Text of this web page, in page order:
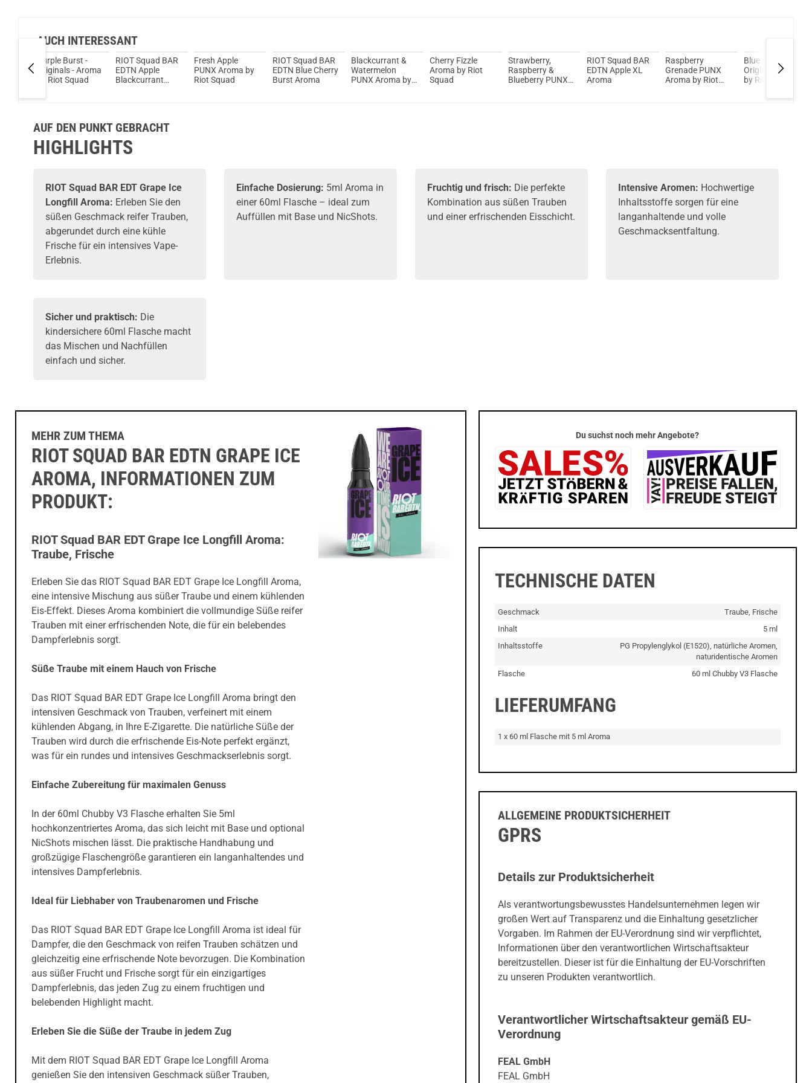
AUCH INTERESSANT
Purple Burst -
Originals - Aroma
by Riot Squad
RIOT Squad BAR
EDTN Apple
Blackcurrant
Fresh Apple
PUNX Aroma by
Riot Squad
RIOT Squad BAR
EDTN Blue Cherry
Burst Aroma
Blackcurrant &
Watermelon
PUNX Aroma by
Cherry Fizzle
Aroma by Riot
Squad
Strawberry,
Raspberry &
Blueberry PUNX
RIOT Squad BAR
EDTN Apple XL
Aroma
Raspberry
Grenade PUNX
Aroma by Riot
Blue Burst -
Originals - Aroma
by Riot Squad
AUF DEN PUNKT GEBRACHT
HIGHLIGHTS
RIOT Squad BAR EDT Grape Ice
Longfill Aroma: Erleben Sie den
süßen Geschmack reifer Trauben,
abgerundet durch eine kühle
Frische für ein intensives Vape-
Erlebnis.
Einfache Dosierung: 5ml Aroma in
einer 60ml Flasche – ideal zum
Auffüllen mit Base und NicShots.
Fruchtig und frisch: Die perfekte
Kombination aus süßen Trauben
und einer erfrischenden Eisschicht.
Intensive Aromen: Hochwertige
Inhaltsstoffe sorgen für eine
langanhaltende und volle
Geschmacksentfaltung.
Sicher und praktisch: Die
kindersichere 60ml Flasche macht
das Mischen und Nachfüllen
einfach und sicher.
MEHR ZUM THEMA
RIOT SQUAD BAR EDTN GRAPE ICE
AROMA, INFORMATIONEN ZUM
PRODUKT:
RIOT Squad BAR EDT Grape Ice Longfill Aroma:
Traube, Frische
Erleben Sie das RIOT Squad BAR EDT Grape Ice Longfill Aroma,
eine intensive Mischung aus süßer Traube und einem kühlenden
Eis-Effekt. Dieses Aroma kombiniert die vollmundige Süße reifer
Trauben mit einer erfrischenden Note, die für ein belebendes
Dampferlebnis sorgt.
Süße Traube mit einem Hauch von Frische
Das RIOT Squad BAR EDT Grape Ice Longfill Aroma bringt den
intensiven Geschmack von Trauben, verfeinert mit einem
kühlenden Abgang, in Ihre E-Zigarette. Die natürliche Süße der
Trauben wird durch die erfrischende Eis-Note perfekt ergänzt,
was für ein rundes und intensives Geschmackserlebnis sorgt.
Einfache Zubereitung für maximalen Genuss
In der 60ml Chubby V3 Flasche erhalten Sie 5ml
hochkonzentriertes Aroma, das sich leicht mit Base und optional
NicShots mischen lässt. Die praktische Handhabung und
großzügige Flaschengröße garantieren ein langanhaltendes und
intensives Dampferlebnis.
Ideal für Liebhaber von Traubenaromen und Frische
Das RIOT Squad BAR EDT Grape Ice Longfill Aroma ist ideal für
Dampfer, die den Geschmack von reifen Trauben schätzen und
gleichzeitig eine erfrischende Note bevorzugen. Die Kombination
aus süßer Frucht und Frische sorgt für ein einzigartiges
Dampferlebnis, das jeden Zug zu einem fruchtigen und
belebenden Highlight macht.
Erleben Sie die Süße der Traube in jedem Zug
Mit dem RIOT Squad BAR EDT Grape Ice Longfill Aroma
genießen Sie den intensiven Geschmack süßer Trauben,
Du suchst noch mehr Angebote?
TECHNISCHE DATEN
Geschmack
Traube, Frische
Inhalt
5 ml
Inhaltsstoffe
PG Propylenglykol (E1520), natürliche Aromen,
naturidentische Aromen
Flasche
60 ml Chubby V3 Flasche
LIEFERUMFANG
1 x 60 ml Flasche mit 5 ml Aroma
ALLGEMEINE PRODUKTSICHERHEIT
GPRS
Details zur Produktsicherheit
Als verantwortungsbewusstes Handelsunternehmen legen wir
großen Wert auf Transparenz und die Einhaltung gesetzlicher
Vorgaben. Im Rahmen der EU-Verordnung sind wir verpflichtet,
Informationen über den verantwortlichen Wirtschaftsakteur
bereitzustellen. Dieser ist für die Einhaltung der EU-Vorschriften
zu unseren Produkten verantwortlich.
Verantwortlicher Wirtschaftsakteur gemäß EU-
Verordnung
FEAL GmbH
FEAL GmbH